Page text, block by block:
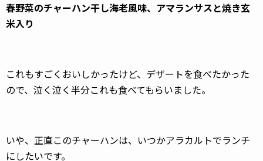
春野菜のチャーハン干し海老風味、アマランサスと焼き玄
米入り
これもすごくおいしかったけど、デザートを食べたかった
ので、泣く泣く半分これも食べてもらいました。
いや、正直このチャーハンは、いつかアラカルトでランチ
にしたいです。